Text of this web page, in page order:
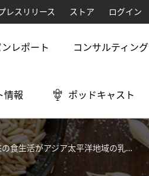
レスリリース ストア ログイン
レポート コンサルティング
情報 ポッドキャスト
アジア太平洋地域の乳製品産業を変える